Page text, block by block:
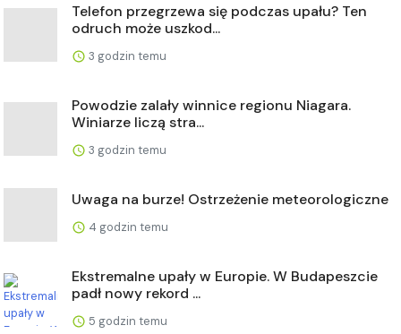
Telefon przegrzewa się podczas upału? Ten
odruch może uszkod...
3 godzin temu
Powodzie zalały winnice regionu Niagara.
Winiarze liczą stra...
3 godzin temu
Uwaga na burze! Ostrzeżenie meteorologiczne
4 godzin temu
Ekstremalne upały w Europie. W Budapeszcie
padł nowy rekord ...
5 godzin temu